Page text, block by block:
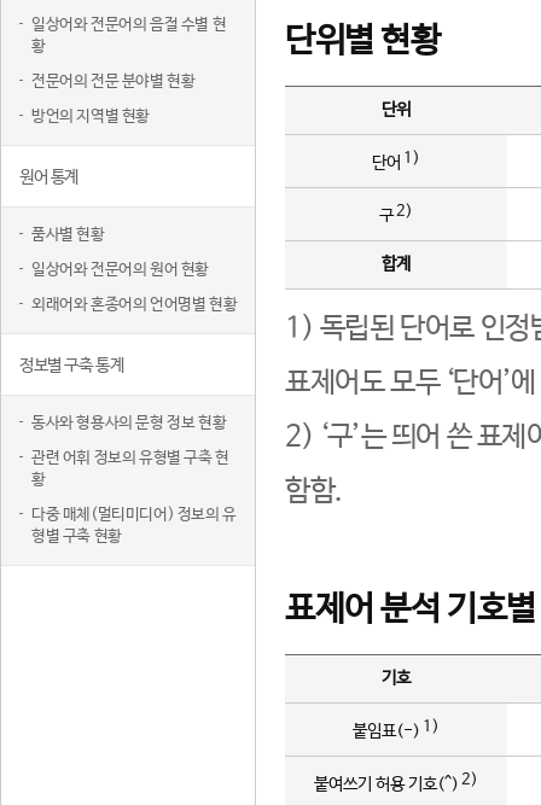
일상어와 전문어의 음절 수별 현
황
전문어의 전문 분야별 현황
방언의 지역별 현황
원어 통계
품사별 현황
일상어와 전문어의 원어 현황
외래어와 혼종어의 언어명별 현황
정보별 구축 통계
동사와 형용사의 문형 정보 현황
관련 어휘 정보의 유형별 구축 현
황
다중 매체(멀티미디어) 정보의 유
형별 구축 현황
단위별 현황
단위
단어 1)
구2)
합계
1) 독립된 단어로 인정
표제어도 모두 ‘단어’
2) ‘구’는 띄어 쓴 표
함함.
표제어 분석 기호
기호
붙임표(-) 1)
붙여쓰기 허용 기호(^) 2)